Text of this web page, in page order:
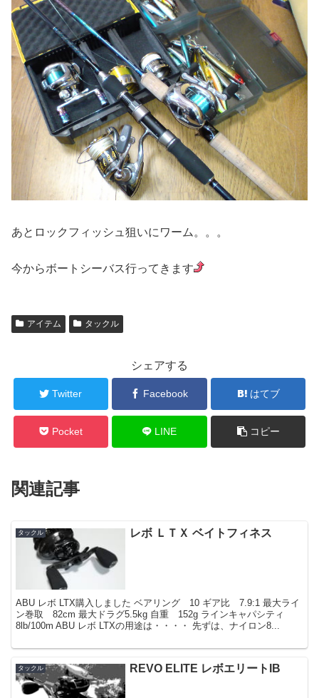
あとロックフィッシュ狙いにワーム。。。
今からボートシーバス行ってきます
アイテム タックル
シェアする
Twitter Facebook はてブ
Pocket LINE コピー
関連記事
タックル レボ ＬＴＸ ベイトフィネス
ABU レボ LTX購入しました ベアリング 10 ギア比 7.9:1 最大ライ
ン巻取 82cm 最大ドラグ5.5kg 自重 152g ラインキャパシティ
8lb/100m ABU レボ LTXの用途は・・・・ 先ずは、ナイロン8...
タックル REVO ELITE レボエリートIB